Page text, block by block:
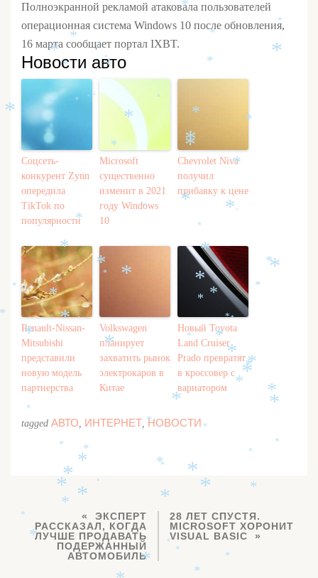
Полноэкранной рекламой атаковала пользователей
операционная система Windows 10 после обновления,
16 марта сообщает портал IXBT.
Новости авто
Соцсеть-
конкурент Zynn
опередила
TikTok по
популярности
Microsoft
существенно
изменит в 2021
году Windows
10
Chevrolet Niva
получил
прибавку к цене
Renault-Nissan-
Mitsubishi
представили
новую модель
партнерства
Volkswagen
планирует
захватить рынок
электрокаров в
Китае
Новый Toyota
Land Cruiser
Prado превратят
в кроссовер с
вариатором
tagged АВТО, ИНТЕРНЕТ, НОВОСТИ
ЭКСПЕРТ
РАССКАЗАЛ, КОГДА
ЛУЧШЕ ПРОДАВАТЬ
ПОДЕРЖАННЫЙ
АВТОМОБИЛЬ
28 ЛЕТ СПУСТЯ.
MICROSOFT ХОРОНИТ
VISUAL BASIC
*
*
*
*
*
*
*
*
*
*
*
*
*
*
*
*
*
*
*
*
*
*
*
*
*
*
*
*
*
*
* *
*
*
*
*
*
*
*
*
*
*
*
*
*
*
*
*
*
*
*
*
*
*
*
*
*
*
*
*
*
*
*
*
*
*
*
*
*
*
*
*
*
*
*
*
*
*
*